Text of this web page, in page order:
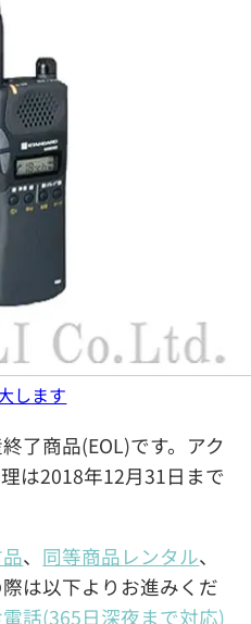
了商品(EOL)です。アク
は2018年12月31日まで
、 同等商品レンタル、
は以下よりお進みくだ
電話(365日深夜まで対応)
します